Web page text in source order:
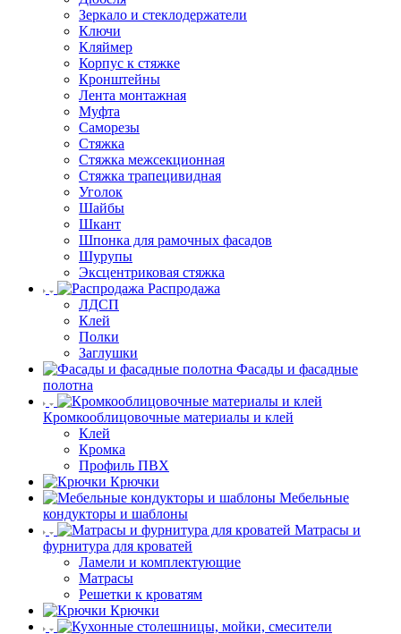
Зеркало и стеклодержатели
Ключи
Кляймер
Корпус к стяжке
Кронштейны
Лента монтажная
Муфта
Саморезы
Стяжка
Стяжка межсекционная
Стяжка трапецивидная
Уголок
Шайбы
Шкант
Шпонка для рамочных фасадов
Шурупы
Эксцентриковая стяжка
Распродажа
ЛДСП
Клей
Полки
Заглушки
Фасады и фасадные
полотна
Кромкооблицовочные материалы и клей
Клей
Кромка
Профиль ПВХ
Крючки
Мебельные
кондукторы и шаблоны
Матрасы и
фурнитура для кроватей
Ламели и комплектующие
Матрасы
Решетки к кроватям
Крючки